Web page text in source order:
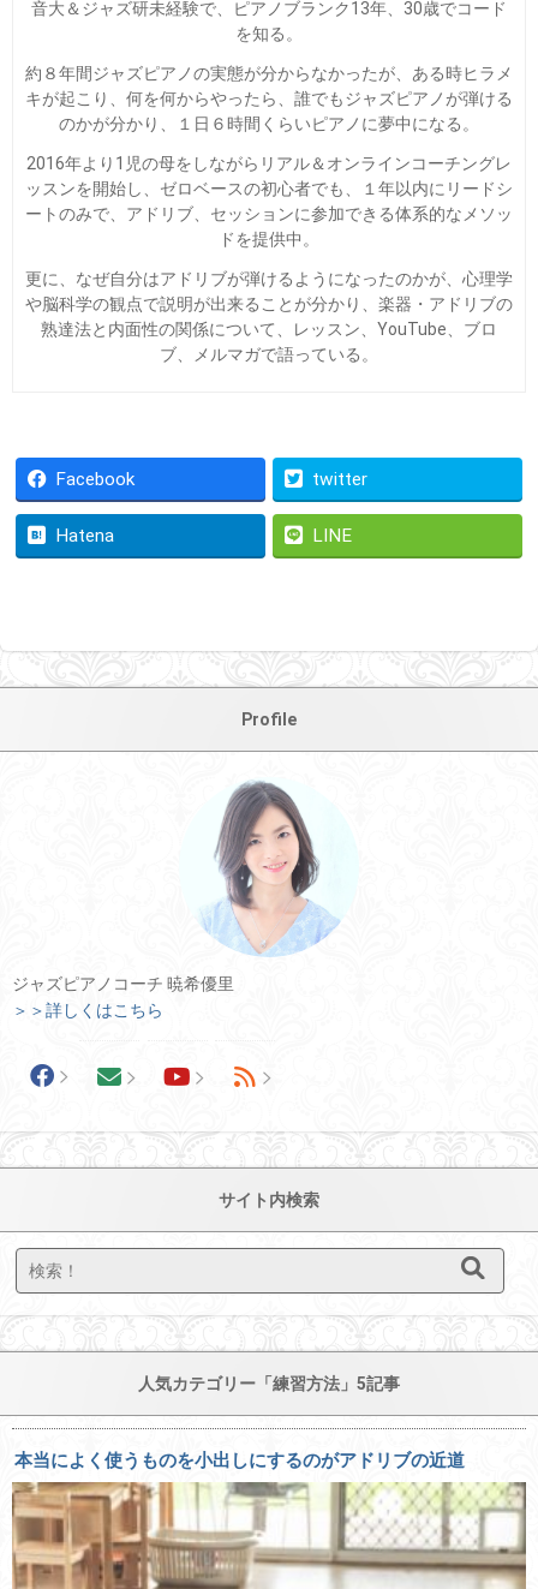
音大＆ジャズ研未経験で、ピアノブランク13年、30歳でコード
を知る。
約８年間ジャズピアノの実態が分からなかったが、ある時ヒラメ
キが起こり、何を何からやったら、誰でもジャズピアノが弾ける
のかが分かり、１日６時間くらいピアノに夢中になる。
2016年より1児の母をしながらリアル＆オンラインコーチングレ
ッスンを開始し、ゼロベースの初心者でも、１年以内にリードシ
ートのみで、アドリブ、セッションに参加できる体系的なメソッ
ドを提供中。
更に、なぜ自分はアドリブが弾けるようになったのかが、心理学
や脳科学の観点で説明が出来ることが分かり、楽器・アドリブの
熟達法と内面性の関係について、レッスン、YouTube、ブロ
ブ、メルマガで語っている。
Facebook twitter
Hatena LINE
Profile
ジャズピアノコーチ 暁希優里
＞＞詳しくはこちら
サイト内検索
人気カテゴリー「練習方法」5記事
本当によく使うものを小出しにするのがアドリブの近道